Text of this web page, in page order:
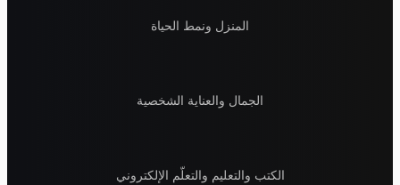
المنزل ونمط الحياة
الجمال والعناية الشخصية
الكتب والتعليم والتعلّم الإلكتروني